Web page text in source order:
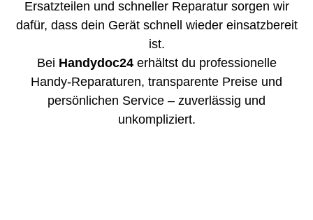
Ersatzteilen und schneller Reparatur sorgen wir
dafür, dass dein Gerät schnell wieder einsatzbereit
ist.
Bei Handydoc24erhältst du professionelle
Handy-Reparaturen, transparente Preise und
persönlichen Service – zuverlässig und
unkompliziert.